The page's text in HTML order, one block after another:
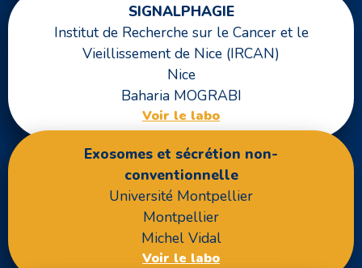
SIGNALPHAGIE
Institut de Recherche sur le Cancer et le
Vieillissement de Nice (IRCAN)
Nice
Baharia MOGRABI
Voir le labo
Exosomes et sécrétion non-
conventionnelle
Université Montpellier
Montpellier
Michel Vidal
Voir le labo